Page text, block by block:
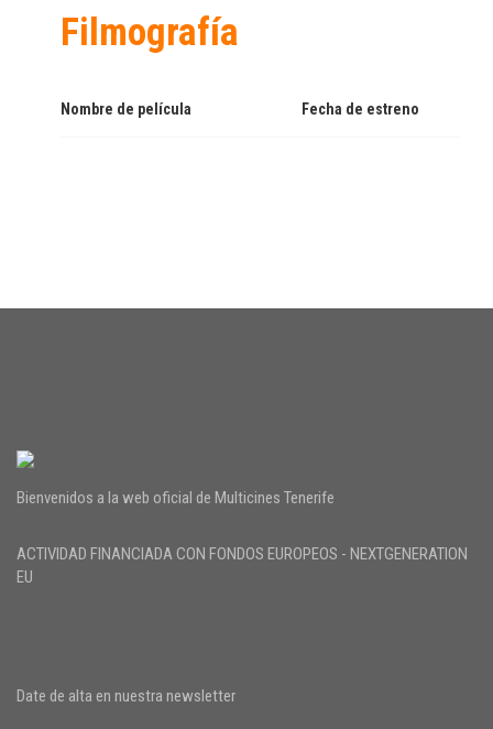
Filmografía
Nombre de película Fecha de estreno
Bienvenidos a la web oficial de Multicines Tenerife
ACTIVIDAD FINANCIADA CON FONDOS EUROPEOS - NEXTGENERATION
EU
Date de alta en nuestra newsletter